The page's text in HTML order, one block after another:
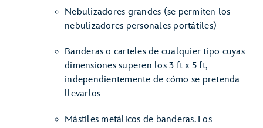
Nebulizadores grandes (se permiten los
nebulizadores personales portátiles)
Banderas o carteles de cualquier tipo cuyas
dimensiones superen los 3 ft x 5 ft,
independientemente de cómo se pretenda
llevarlos
Mástiles metálicos de banderas. Los